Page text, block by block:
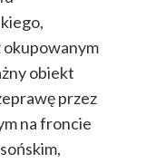
okupowanym
obiekt
przez
na froncie